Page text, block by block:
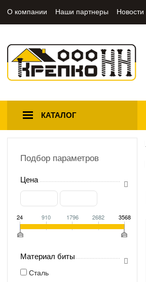
О компании Наши партнеры Новости
КАТАЛОГ
Подбор параметров
Цена
24 910 1796 2682 3568
Материал биты
Сталь